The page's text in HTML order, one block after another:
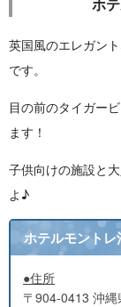
ホ
英国風のエレガン
です。
目の前のタイガー
ます！
子供向けの施設と
よ♪
ホテルモント
●住所
〒904-0413 沖縄